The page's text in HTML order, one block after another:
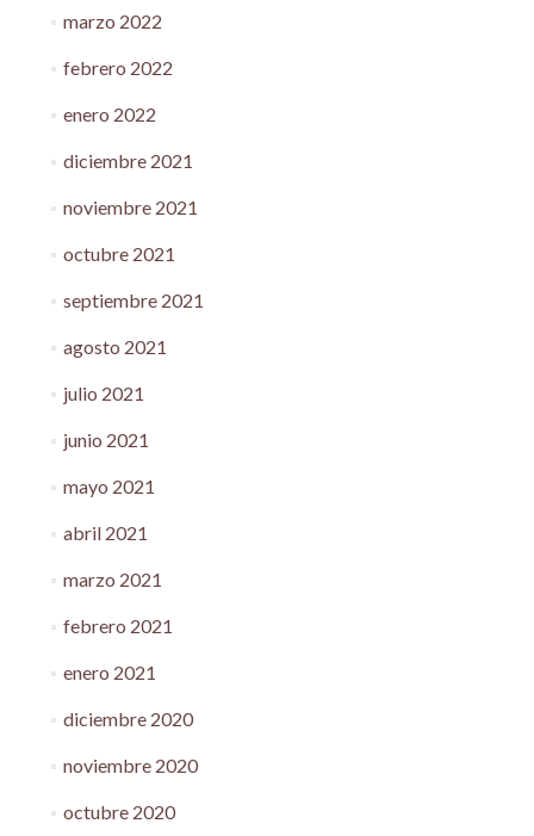
marzo 2022
febrero 2022
enero 2022
diciembre 2021
noviembre 2021
octubre 2021
septiembre 2021
agosto 2021
julio 2021
junio 2021
mayo 2021
abril 2021
marzo 2021
febrero 2021
enero 2021
diciembre 2020
noviembre 2020
octubre 2020